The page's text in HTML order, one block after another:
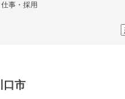
事・採用
口市